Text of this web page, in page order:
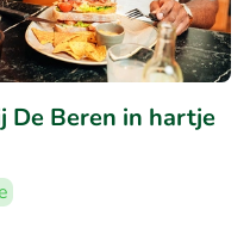
De Beren in hartje